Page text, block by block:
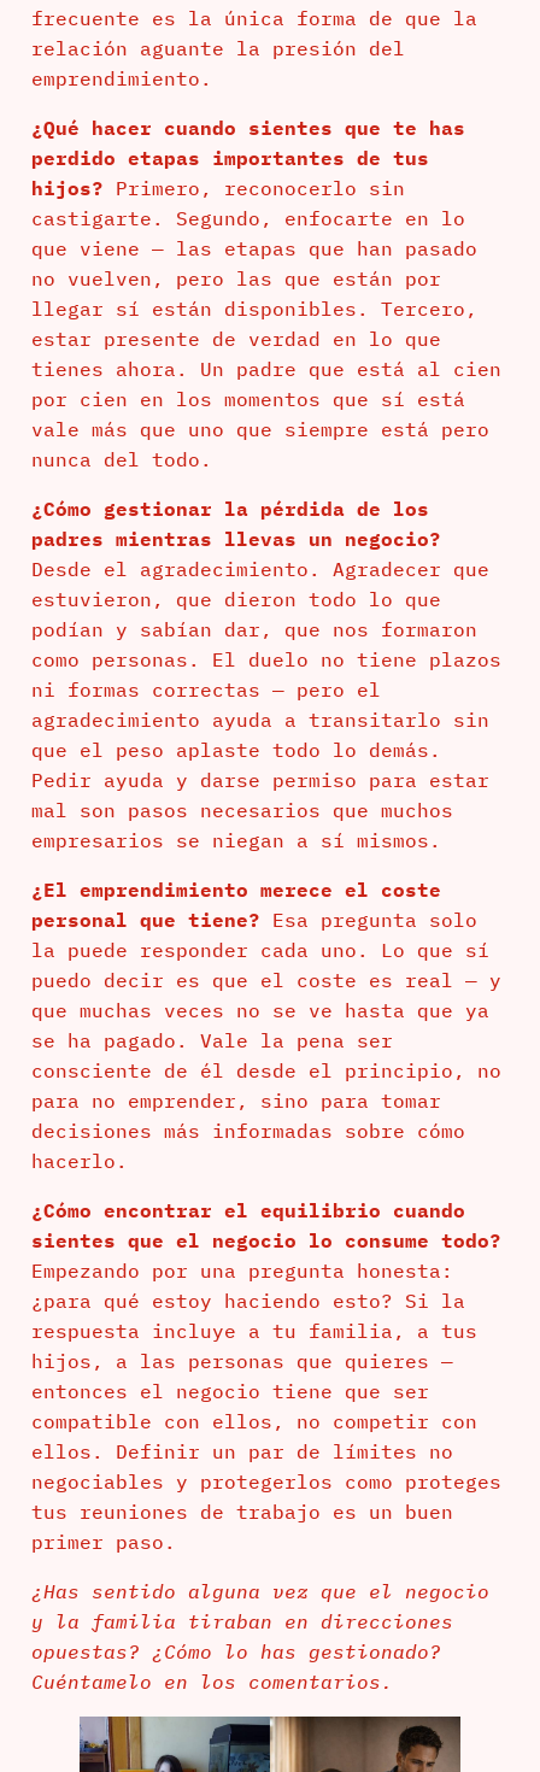
frecuente es la única forma de que la
relación aguante la presión del
emprendimiento.
¿Qué hacer cuando sientes que te has
perdido etapas importantes de tus
hijos? Primero, reconocerlo sin
castigarte. Segundo, enfocarte en lo
que viene — las etapas que han pasado
no vuelven, pero las que están por
llegar sí están disponibles. Tercero,
estar presente de verdad en lo que
tienes ahora. Un padre que está al cien
por cien en los momentos que sí está
vale más que uno que siempre está pero
nunca del todo.
¿Cómo gestionar la pérdida de los
padres mientras llevas un negocio?
Desde el agradecimiento. Agradecer que
estuvieron, que dieron todo lo que
podían y sabían dar, que nos formaron
como personas. El duelo no tiene plazos
ni formas correctas — pero el
agradecimiento ayuda a transitarlo sin
que el peso aplaste todo lo demás.
Pedir ayuda y darse permiso para estar
mal son pasos necesarios que muchos
empresarios se niegan a sí mismos.
¿El emprendimiento merece el coste
personal que tiene? Esa pregunta solo
la puede responder cada uno. Lo que sí
puedo decir es que el coste es real — y
que muchas veces no se ve hasta que ya
se ha pagado. Vale la pena ser
consciente de él desde el principio, no
para no emprender, sino para tomar
decisiones más informadas sobre cómo
hacerlo.
¿Cómo encontrar el equilibrio cuando
sientes que el negocio lo consume todo?
Empezando por una pregunta honesta:
¿para qué estoy haciendo esto? Si la
respuesta incluye a tu familia, a tus
hijos, a las personas que quieres —
entonces el negocio tiene que ser
compatible con ellos, no competir con
ellos. Definir un par de límites no
negociables y protegerlos como proteges
tus reuniones de trabajo es un buen
primer paso.
¿Has sentido alguna vez que el negocio
y la familia tiraban en direcciones
opuestas? ¿Cómo lo has gestionado?
Cuéntamelo en los comentarios.